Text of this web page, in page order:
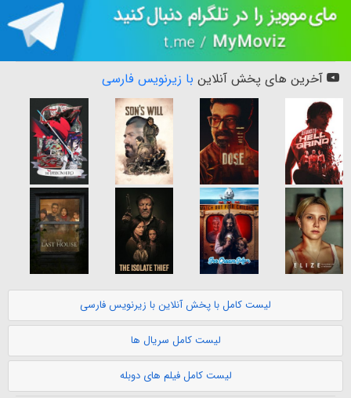
آخرین های پخش آنلاین با زیرنویس فارسی
لیست کامل با پخش آنلاین با زیرنویس فارسی
لیست کامل سریال ها
لیست کامل فیلم های دوبله